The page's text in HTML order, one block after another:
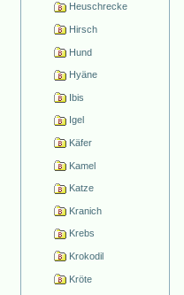
Heuschrecke
Hirsch
Hund
Hyäne
Ibis
Igel
Käfer
Kamel
Katze
Kranich
Krebs
Krokodil
Kröte